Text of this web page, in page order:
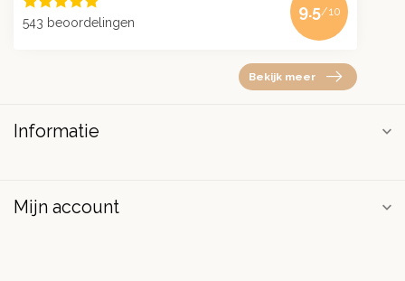
543 beoordelingen
9.5/10
Bekijk meer
Informatie
Mijn account